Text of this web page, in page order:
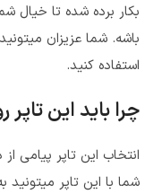
بکار برده شده تا خیال
باشه. شما عزیزان
استفاده کنید.
چرا باید این تاپر
انتخاب این تاپر پیامی
شما با این تاپر